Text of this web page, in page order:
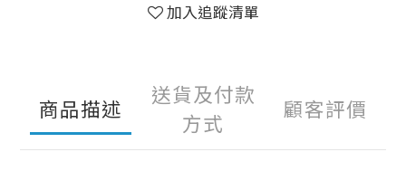
加入追蹤清單
商品描述
送貨及付款
方式
顧客評價